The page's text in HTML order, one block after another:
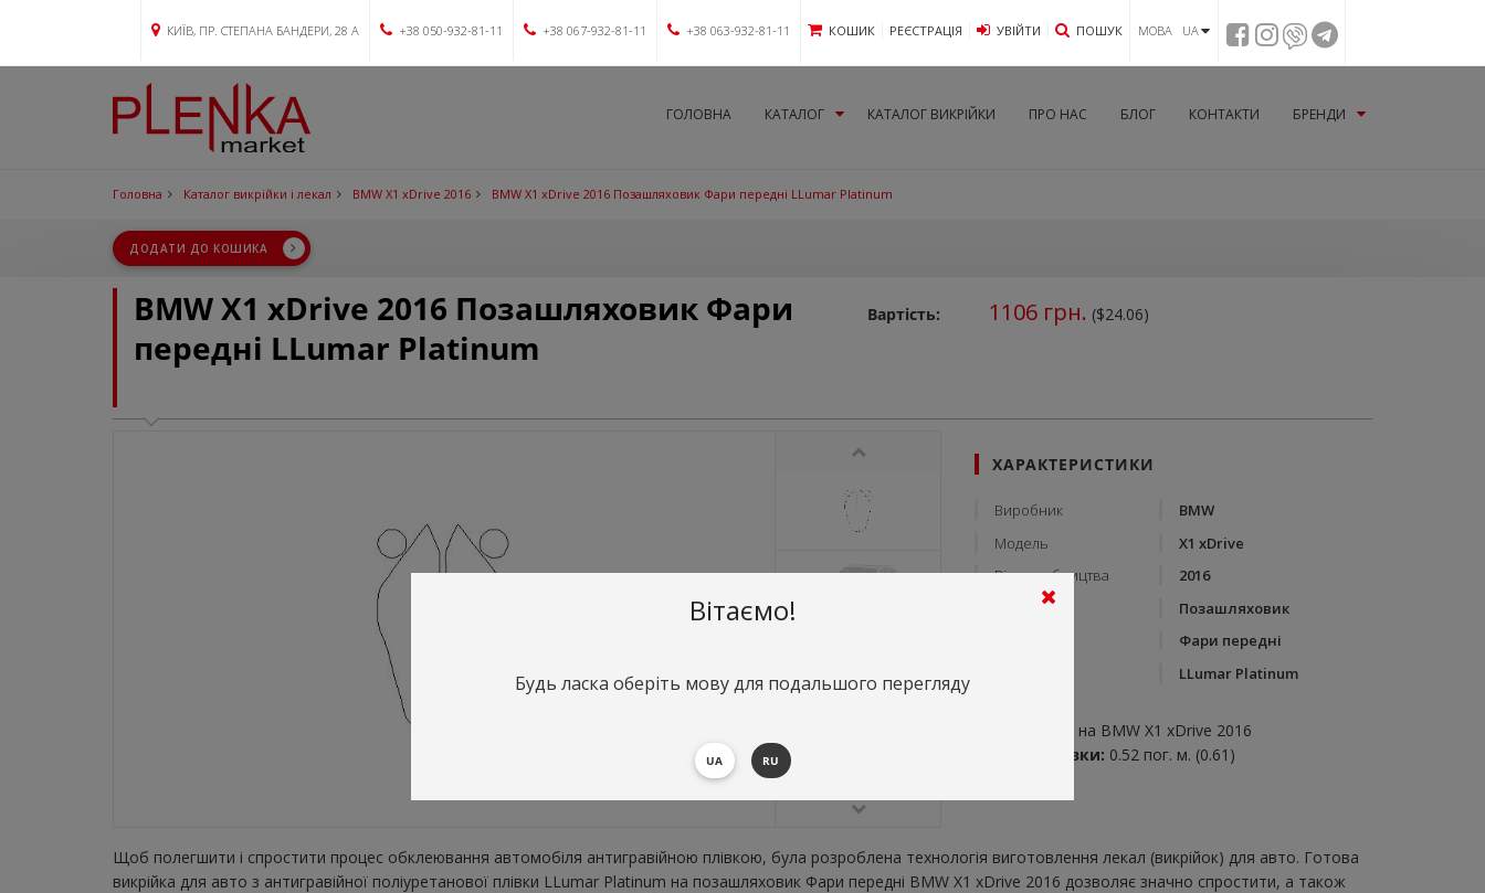
КИЇВ, ПР. СТЕПАНА БАНДЕРИ, 28 А +38 050-932-81-11 +38 067-932-81-11 +38 063-932-81-11 КОШИК РЕЄСТРАЦІЯ УВIЙТИ ПОШУК МОВА UA
ГОЛОВНА КАТАЛОГ КАТАЛОГ ВИКРІЙКИ ПРО НАС БЛОГ КОНТАКТИ БРЕНДИ
Головна Каталог викрійки і лекал BMW X1 xDrive 2016 BMW X1 xDrive 2016 Позашляховик Фари передні LLumar Platinum
ДОДАТИ ДО КОШИКА
BMW X1 xDrive 2016 Позашляховик Фари
передні LLumar Platinum
Вартість: 1106грн. ($24.06)
ХАРАКТЕРИСТИКИ
Виробник
BMW
Модель
X1 xDrive
Рік виробництва
2016
Тип кузову
Позашляховик
Фари передні
LLumar Platinum
Фари передні на BMW X1 xDrive 2016
Витрата плівки: 0.52 пог. м. (0.61)
Щоб полегшити і спростити процес обклеювання автомобіля антигравійною плівкою, була розроблена технологія виготовлення лекал (викрійок) для авто. Готова
викрійка для авто з антигравійної поліуретанової плівки LLumar Platinum на позашляховик Фари передні BMW X1 xDrive 2016 дозволяє значно спростити, а також
Вітаємо!
Будь ласка оберіть мову для подальшого перегляду
UA RU